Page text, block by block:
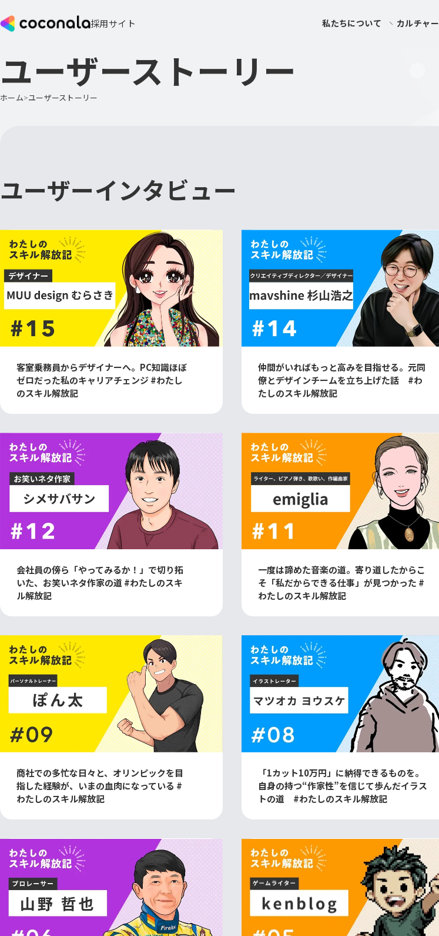
採用サイト 私たちについて カルチャー
ユーザーストーリー
ホーム ユーザーストーリー
ユーザーインタビュー
客室乗務員からデザイナーへ。PC知識ほぼ
ゼロだった私のキャリアチェンジ #わたし
のスキル解放記
仲間がいればもっと高みを目指せる。元同
僚とデザインチームを立ち上げた話 #わ
たしのスキル解放記
会社員の傍ら「やってみるか！」で切り拓
いた、お笑いネタ作家の道 #わたしのスキ
ル解放記
一度は諦めた音楽の道。寄り道したからこ
そ「私だからできる仕事」が見つかった #
わたしのスキル解放記
商社での多忙な日々と、オリンピックを目
指した経験が、いまの血肉になっている #
わたしのスキル解放記
「1カット10万円」に納得できるものを。
自身の持つ“作家性”を信じて歩んだイラス
トの道 #わたしのスキル解放記